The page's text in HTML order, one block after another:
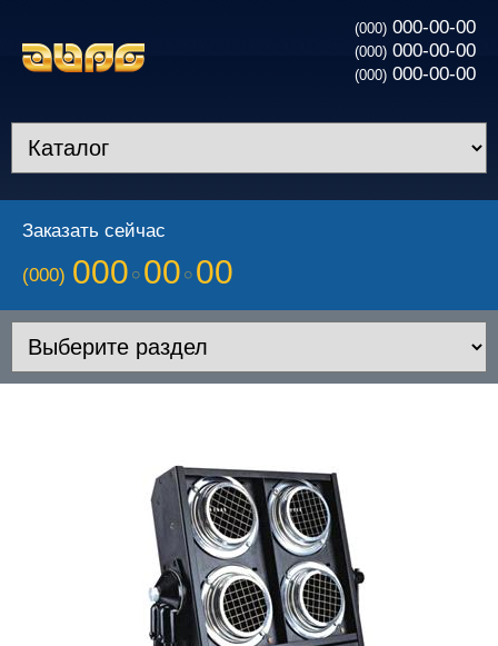
(000) 000-00-00
(000) 000-00-00
(000) 000-00-00
Заказать сейчас
(000) 000 00 00